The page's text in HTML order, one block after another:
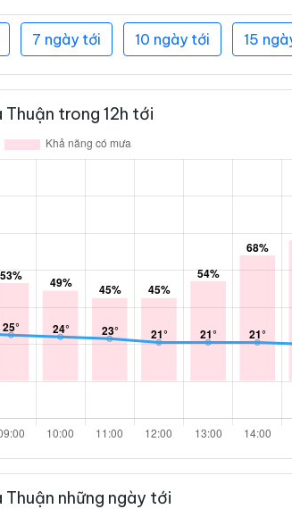
7 ngày tới 10 ngày tới 15
Thuận trong 12h tới
Thuận những ngày tới